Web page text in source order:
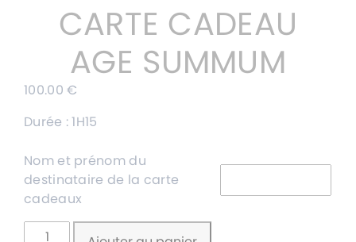
CARTE CADEAU
AGE SUMMUM
100.00€
Durée : 1H15
Nom et prénom du
destinataire de la carte
cadeaux
quantité